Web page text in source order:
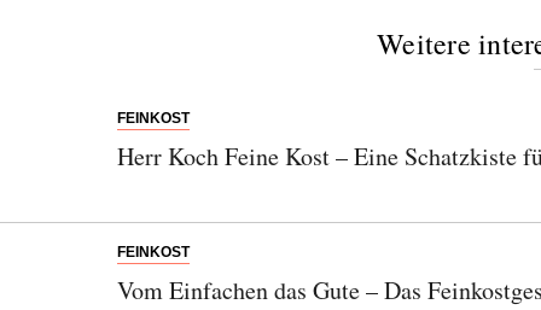
Weitere
FEINKOST
Herr Koch Feine Kost – Eine Schatzkiste
FEINKOST
Vom Einfachen das Gute – Das